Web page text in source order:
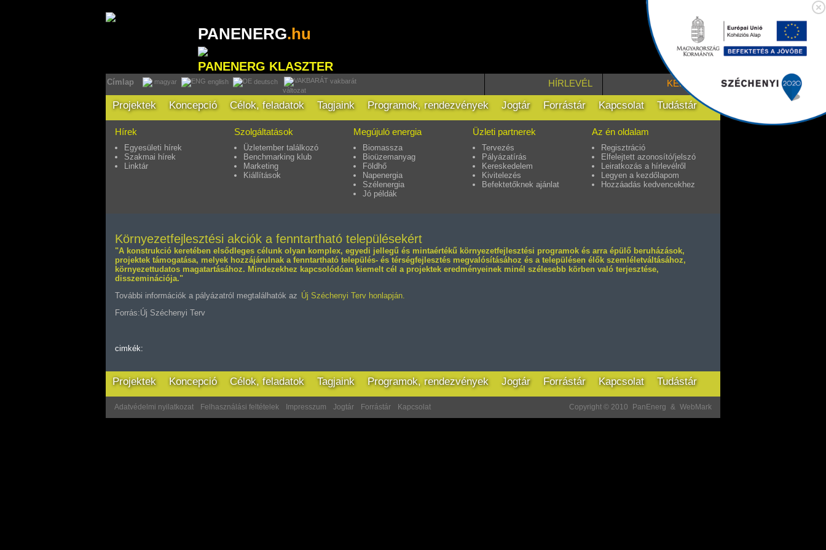
PANENERG.hu
PANENERG KLASZTER
Címlap magyar english deutsch
vakbarát
változat
KERESÉS
HÍRLEVÉL
Projektek Koncepció Célok, feladatok Tagjaink Programok, rendezvények Jogtár Forrástár Kapcsolat Tudástár
Hírek
Egyesületi hírek
Szakmai hírek
Linktár
Szolgáltatások
Üzletember találkozó
Benchmarking klub
Marketing
Kiállítások
Megújuló energia
Biomassza
Bioüzemanyag
Földhő
Napenergia
Szélenergia
Jó példák
Üzleti partnerek
Tervezés
Pályázatírás
Kereskedelem
Kivitelezés
Befektetőknek ajánlat
Az én oldalam
Regisztráció
Elfelejtett azonosító/jelszó
Leiratkozás a hírlevélről
Legyen a kezdőlapom
Hozzáadás kedvencekhez
Környezetfejlesztési akciók a fenntartható településekért
"A konstrukció keretében elsődleges célunk olyan komplex, egyedi jellegű és mintaértékű környezetfejlesztési programok és arra épülő beruházások,
projektek támogatása, melyek hozzájárulnak a fenntartható település- és térségfejlesztés megvalósításához és a településen élők szemléletváltásához,
környezettudatos magatartásához. Mindezekhez kapcsolódóan kiemelt cél a projektek eredményeinek minél szélesebb körben való terjesztése,
disszeminációja."
További információk a pályázatról megtalálhatók az Új Széchenyi Terv honlapján.
Forrás:Új Széchenyi Terv
cimkék:
Projektek Koncepció Célok, feladatok Tagjaink Programok, rendezvények Jogtár Forrástár Kapcsolat Tudástár
Adatvédelmi nyilatkozat Felhasználási feltételek Impresszum Jogtár Forrástár Kapcsolat Copyright © 2010 PanEnerg & WebMark